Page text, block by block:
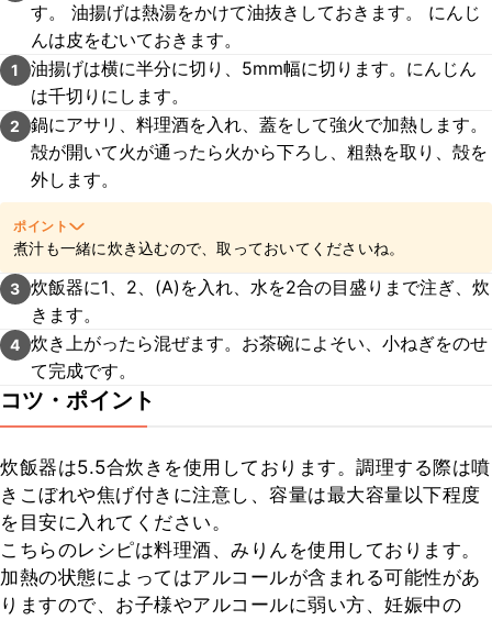
す。 油揚げは熱湯をかけて油抜きしておきます。 にんじ
んは皮をむいておきます。
1
油揚げは横に半分に切り、5mm幅に切ります。にんじん
は千切りにします。
2
鍋にアサリ、料理酒を入れ、蓋をして強火で加熱します。
殻が開いて火が通ったら火から下ろし、粗熱を取り、殻を
外します。
ポイント
煮汁も一緒に炊き込むので、取っておいてくださいね。
3 炊飯器に1、2、(A)を入れ、水を2合の目盛りまで注ぎ、炊
きます。
4 炊き上がったら混ぜます。お茶碗によそい、小ねぎをのせ
て完成です。
コツ・ポイント
炊飯器は5.5合炊きを使用しております。調理する際は噴
きこぼれや焦げ付きに注意し、容量は最大容量以下程度
を目安に入れてください。
こちらのレシピは料理酒、みりんを使用しております。
加熱の状態によってはアルコールが含まれる可能性があ
りますので、お子様やアルコールに弱い方、妊娠中の